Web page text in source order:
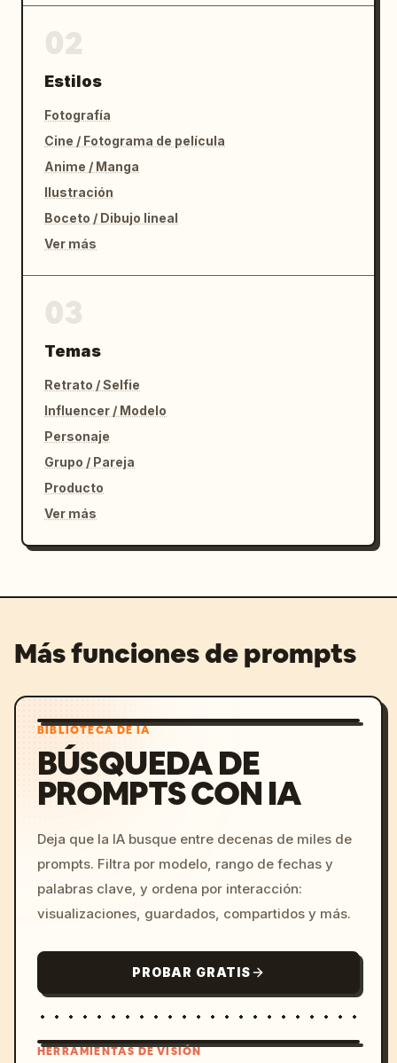
Estilos
Fotografía
Cine / Fotograma de película
Anime / Manga
Ilustración
Boceto / Dibujo lineal
Ver más
Temas
Retrato / Selfie
Influencer / Modelo
Personaje
Grupo / Pareja
Producto
Ver más
Más funciones de prompts
BIBLIOTECA DE IA
BÚSQUEDA DE
PROMPTS CON IA
Deja que la IA busque entre decenas de miles de
prompts. Filtra por modelo, rango de fechas y
palabras clave, y ordena por interacción:
visualizaciones, guardados, compartidos y más.
PROBAR GRATIS
HERRAMIENTAS DE VISIÓN